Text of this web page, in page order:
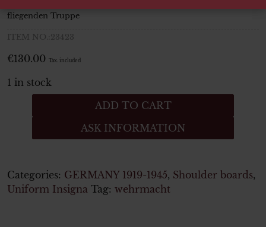
fliegenden Truppe
ITEM NO.:23423
€130.00 Tax. included
1 in stock
Schulterklappen
Feldwebel
der
ADD TO CART
ASK INFORMATION
Categories: GERMANY 1919-1945, Shoulder boards,
Uniform Insigna Tag: wehrmacht